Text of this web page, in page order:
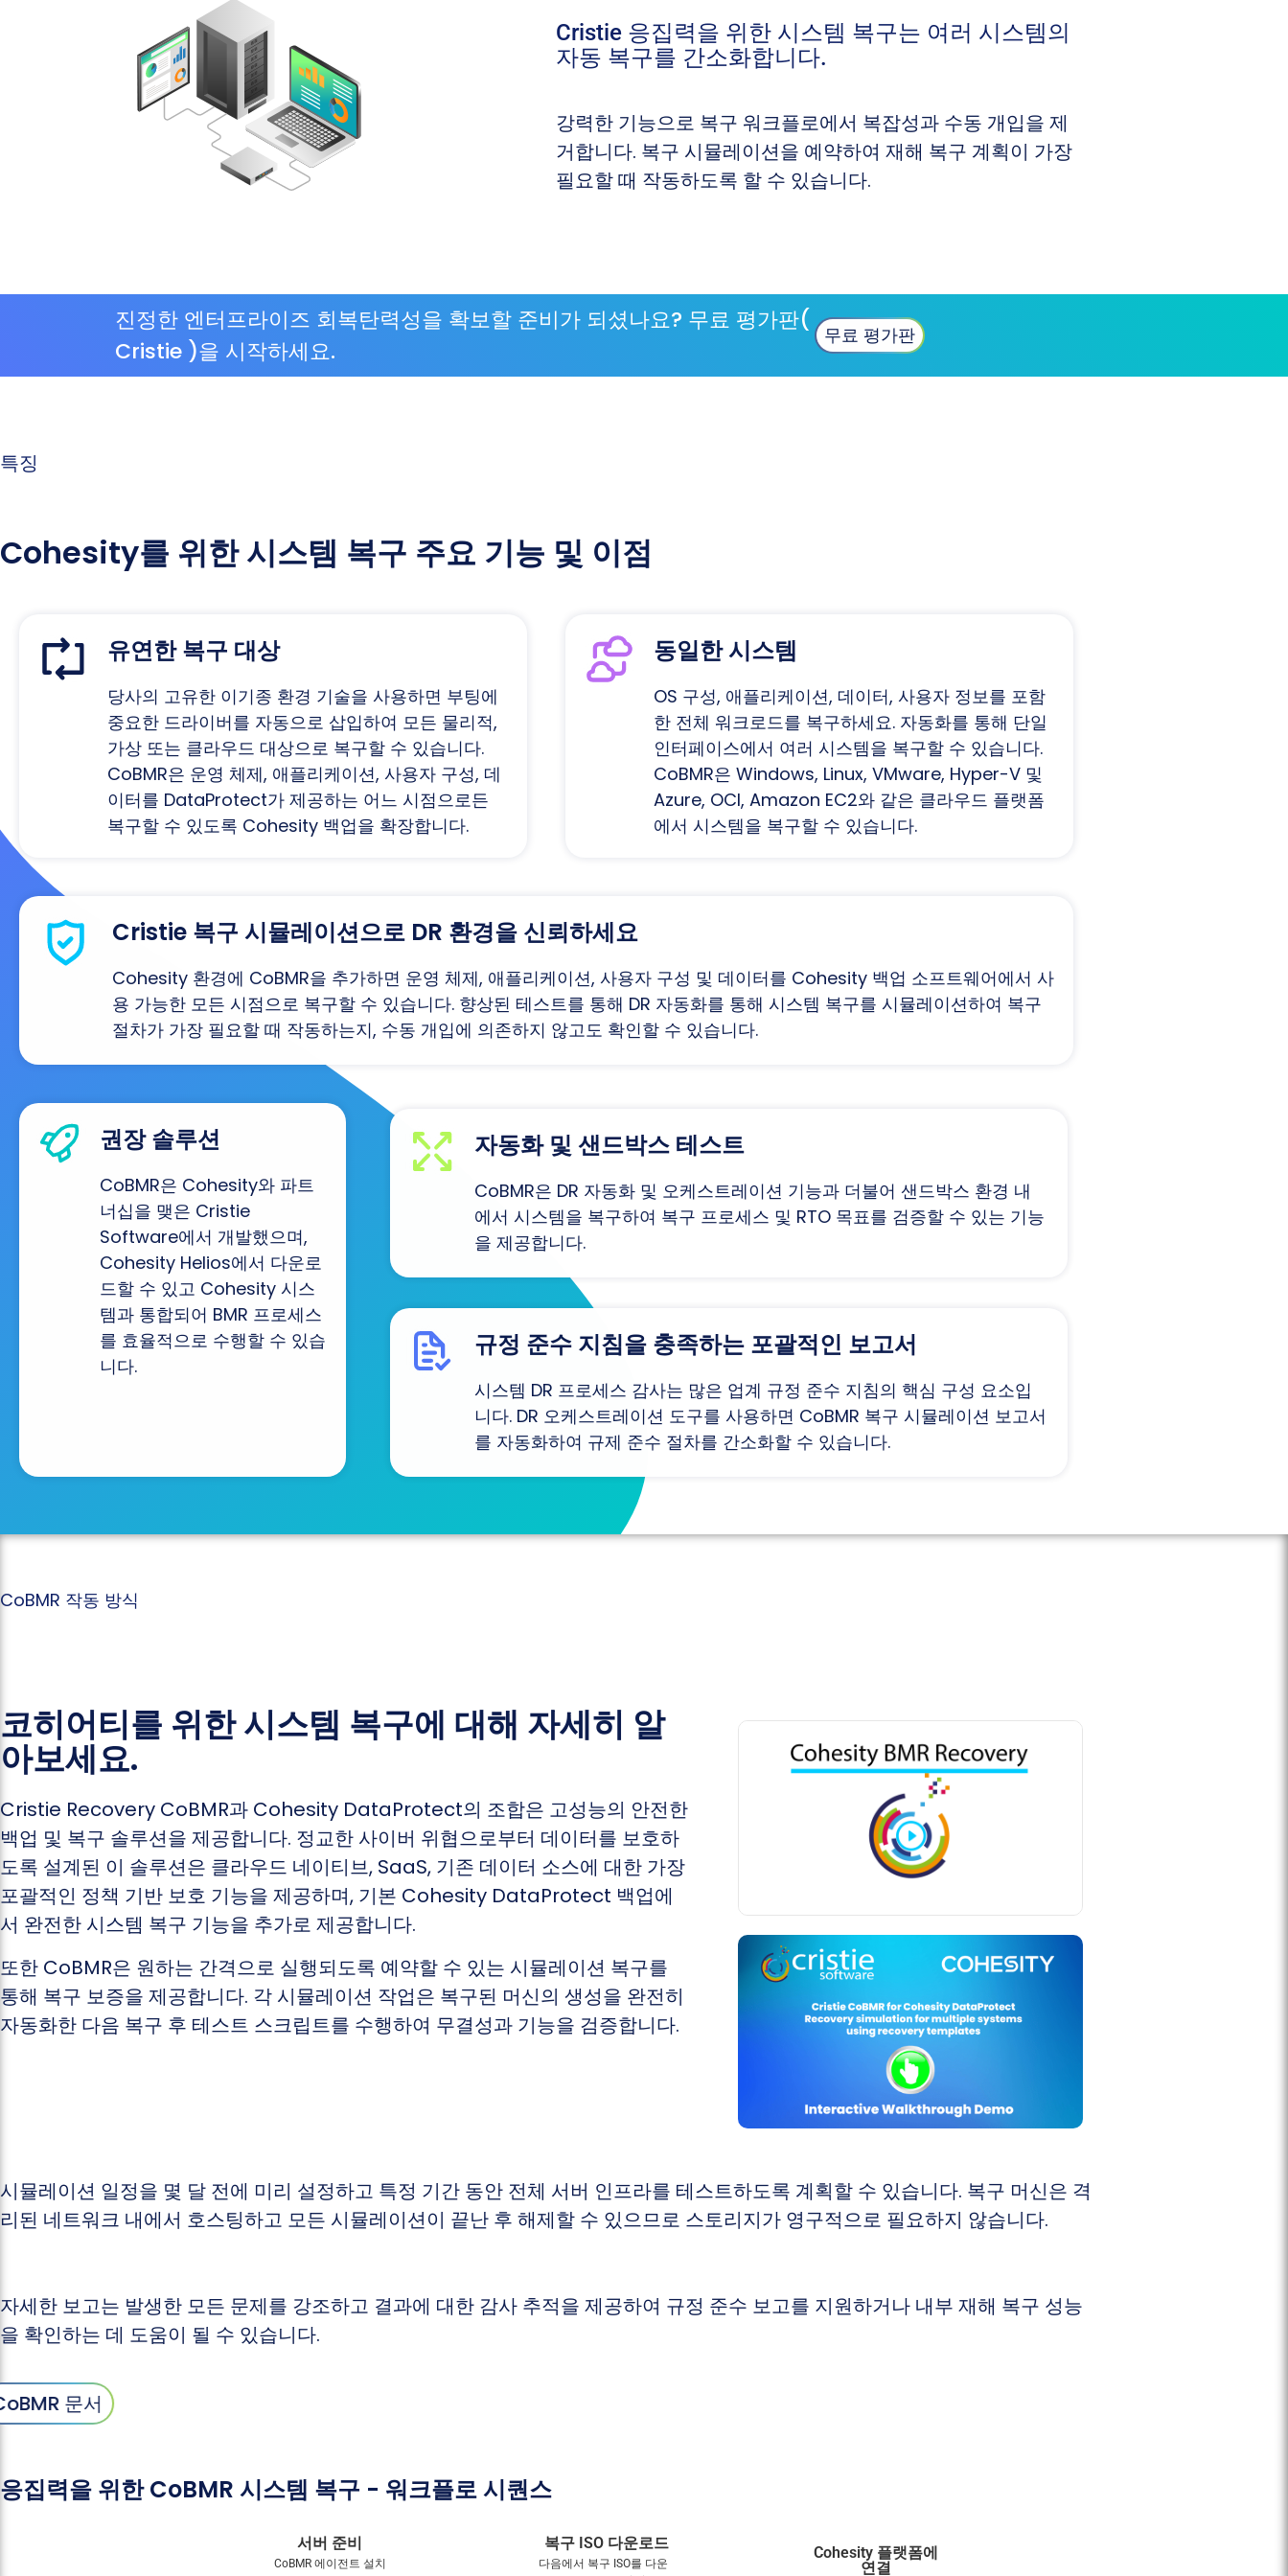
Cristie 응집력을 위한 시스템 복구는 여러 시스템의
자동 복구를 간소화합니다.
강력한 기능으로 복구 워크플로에서 복잡성과 수동 개입을 제
거합니다. 복구 시뮬레이션을 예약하여 재해 복구 계획이 가장
필요할 때 작동하도록 할 수 있습니다.
진정한 엔터프라이즈 회복탄력성을 확보할 준비가 되셨나요? 무료 평가판(
Cristie )을 시작하세요.
무료 평가판
특징
Cohesity를 위한 시스템 복구 주요 기능 및 이점
유연한 복구 대상
당사의 고유한 이기종 환경 기술을 사용하면 부팅에
중요한 드라이버를 자동으로 삽입하여 모든 물리적,
가상 또는 클라우드 대상으로 복구할 수 있습니다.
CoBMR은 운영 체제, 애플리케이션, 사용자 구성, 데
이터를 DataProtect가 제공하는 어느 시점으로든
복구할 수 있도록 Cohesity 백업을 확장합니다.
동일한 시스템
OS 구성, 애플리케이션, 데이터, 사용자 정보를 포함
한 전체 워크로드를 복구하세요. 자동화를 통해 단일
인터페이스에서 여러 시스템을 복구할 수 있습니다.
CoBMR은 Windows, Linux, VMware, Hyper-V 및
Azure, OCI, Amazon EC2와 같은 클라우드 플랫폼
에서 시스템을 복구할 수 있습니다.
Cristie 복구 시뮬레이션으로 DR 환경을 신뢰하세요
Cohesity 환경에 CoBMR을 추가하면 운영 체제, 애플리케이션, 사용자 구성 및 데이터를 Cohesity 백업 소프트웨어에서 사
용 가능한 모든 시점으로 복구할 수 있습니다. 향상된 테스트를 통해 DR 자동화를 통해 시스템 복구를 시뮬레이션하여 복구
절차가 가장 필요할 때 작동하는지, 수동 개입에 의존하지 않고도 확인할 수 있습니다.
권장 솔루션
CoBMR은 Cohesity와 파트
너십을 맺은 Cristie
Software에서 개발했으며,
Cohesity Helios에서 다운로
드할 수 있고 Cohesity 시스
템과 통합되어 BMR 프로세스
를 효율적으로 수행할 수 있습
니다.
자동화 및 샌드박스 테스트
CoBMR은 DR 자동화 및 오케스트레이션 기능과 더불어 샌드박스 환경 내
에서 시스템을 복구하여 복구 프로세스 및 RTO 목표를 검증할 수 있는 기능
을 제공합니다.
규정 준수 지침을 충족하는 포괄적인 보고서
시스템 DR 프로세스 감사는 많은 업계 규정 준수 지침의 핵심 구성 요소입
니다. DR 오케스트레이션 도구를 사용하면 CoBMR 복구 시뮬레이션 보고서
를 자동화하여 규제 준수 절차를 간소화할 수 있습니다.
CoBMR 작동 방식
코히어티를 위한 시스템 복구에 대해 자세히 알
아보세요.
Cristie Recovery CoBMR과 Cohesity DataProtect의 조합은 고성능의 안전한
백업 및 복구 솔루션을 제공합니다. 정교한 사이버 위협으로부터 데이터를 보호하
도록 설계된 이 솔루션은 클라우드 네이티브, SaaS, 기존 데이터 소스에 대한 가장
포괄적인 정책 기반 보호 기능을 제공하며, 기본 Cohesity DataProtect 백업에
서 완전한 시스템 복구 기능을 추가로 제공합니다.
또한 CoBMR은 원하는 간격으로 실행되도록 예약할 수 있는 시뮬레이션 복구를
통해 복구 보증을 제공합니다. 각 시뮬레이션 작업은 복구된 머신의 생성을 완전히
자동화한 다음 복구 후 테스트 스크립트를 수행하여 무결성과 기능을 검증합니다.
시뮬레이션 일정을 몇 달 전에 미리 설정하고 특정 기간 동안 전체 서버 인프라를 테스트하도록 계획할 수 있습니다. 복구 머신은 격
리된 네트워크 내에서 호스팅하고 모든 시뮬레이션이 끝난 후 해제할 수 있으므로 스토리지가 영구적으로 필요하지 않습니다.
자세한 보고는 발생한 모든 문제를 강조하고 결과에 대한 감사 추적을 제공하여 규정 준수 보고를 지원하거나 내부 재해 복구 성능
을 확인하는 데 도움이 될 수 있습니다.
CoBMR 문서
응집력을 위한 CoBMR 시스템 복구 - 워크플로 시퀀스
서버 준비
CoBMR 에이전트 설치
복구 ISO 다운로드
다음에서 복구 ISO를 다운
Cohesity 플랫폼에
연결